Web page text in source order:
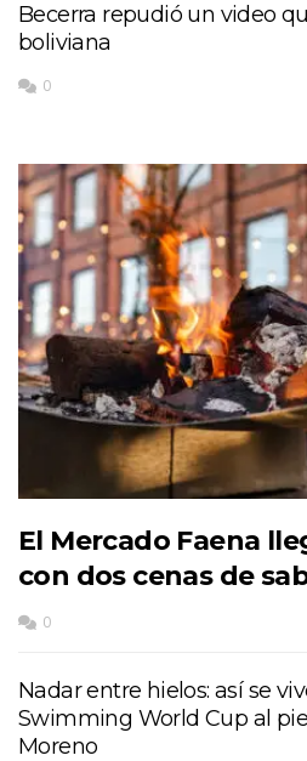
Becerra repudió un video
boliviana
0
El Mercado Faena
con dos cenas de
0
Nadar entre hielos: así se
Swimming World Cup al
Moreno